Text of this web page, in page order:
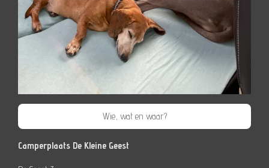
Wie, wat en waar?
Camperplaats De Kleine Geest